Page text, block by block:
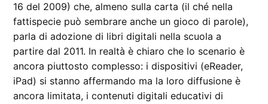
16 del 2009) che, almeno sulla carta (il ché nella
fattispecie può sembrare anche un gioco di parole),
parla di adozione di libri digitali nella scuola a
partire dal 2011. In realtà è chiaro che lo scenario è
ancora piuttosto complesso: i dispositivi (eReader,
iPad) si stanno affermando ma la loro diffusione è
ancora limitata, i contenuti digitali educativi di